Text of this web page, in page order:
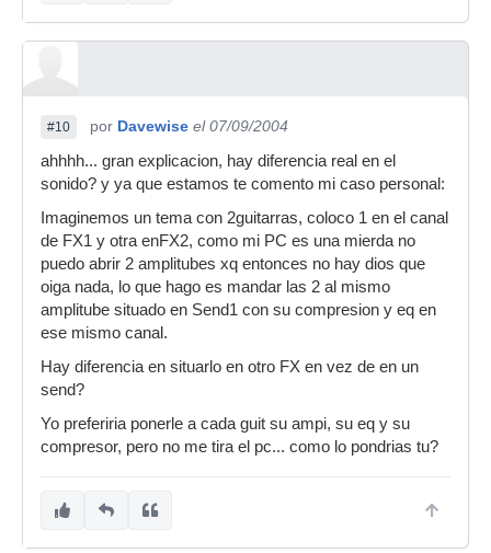
#10 por Davewise el 07/09/2004
ahhhh... gran explicacion, hay diferencia real en el
sonido? y ya que estamos te comento mi caso personal:
Imaginemos un tema con 2guitarras, coloco 1 en el canal
de FX1 y otra enFX2, como mi PC es una mierda no
puedo abrir 2 amplitubes xq entonces no hay dios que
oiga nada, lo que hago es mandar las 2 al mismo
amplitube situado en Send1 con su compresion y eq en
ese mismo canal.
Hay diferencia en situarlo en otro FX en vez de en un
send?
Yo preferiria ponerle a cada guit su ampi, su eq y su
compresor, pero no me tira el pc... como lo pondrias tu?